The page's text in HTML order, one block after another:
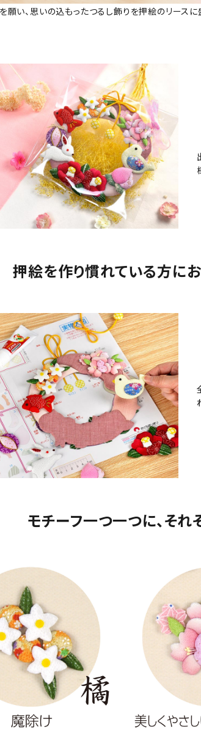
願い、思いの込もったつるし飾りを押絵のリース
押絵を作り慣れている方に
モチーフ一つ一つに、そ